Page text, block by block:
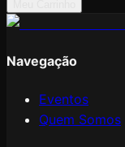
Navegação
Eventos
Quem Somos